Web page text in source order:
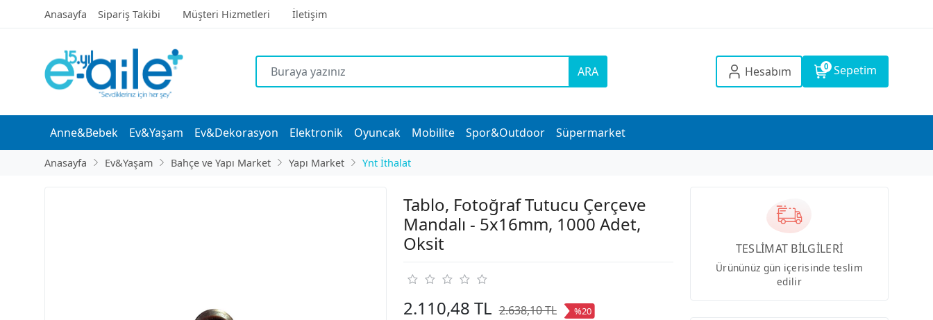
Anasayfa Sipariş Takibi Müşteri Hizmetleri İletişim
ARA Hesabım 0 Sepetim
Anne&Bebek Ev&Yaşam Ev&Dekorasyon Elektronik Oyuncak Mobilite Spor&Outdoor Süpermarket
Anasayfa Ev&Yaşam Bahçe ve Yapı Market Yapı Market Ynt İthalat
Tablo, Fotoğraf Tutucu Çerçeve
Mandalı - 5x16mm, 1000 Adet,
Oksit
2.110,48 TL 2.638,10 TL %20
TESLİMAT BİLGİLERİ
Ürününüz gün içerisinde teslim
edilir